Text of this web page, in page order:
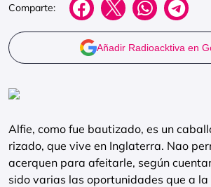
Comparte:
Añadir Radioacktiva en
Alfie, como fue bautizado, es un
rizado, que vive en Inglaterra. Nao
acerquen para afeitarle, según
sido varias las oportunidades que a la